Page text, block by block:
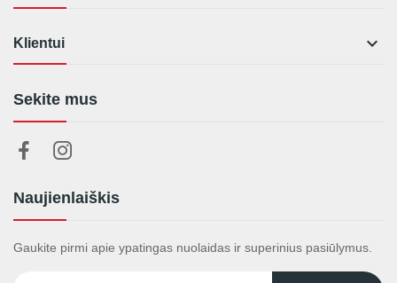
Klientui 
Sekite mus
Naujienlaiškis
Gaukite pirmi apie ypatingas nuolaidas ir superinius pasiūlymus.